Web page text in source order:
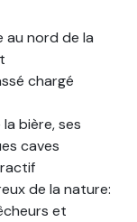
au nord de la
chargé
bière, ses
caves
de la nature:
et